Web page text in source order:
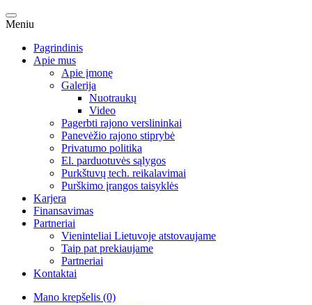
Meniu
Pagrindinis
Apie mus
Apie įmonę
Galerija
Nuotraukų
Video
Pagerbti rajono verslininkai
Panevėžio rajono stiprybė
Privatumo politika
El. parduotuvės sąlygos
Purkštuvų tech. reikalavimai
Purškimo įrangos taisyklės
Karjera
Finansavimas
Partneriai
Vieninteliai Lietuvoje atstovaujame
Taip pat prekiaujame
Partneriai
Kontaktai
Mano krepšelis (0)